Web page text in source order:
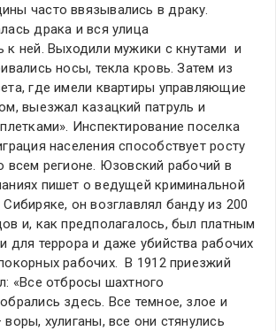
часто ввязывались в драку.
драка и вся улица
к ней. Выходили мужики с кнутами и
носы, текла кровь. Затем из
где имели квартиры управляющие
выезжал казацкий патруль и
Инспектирование поселка
населения способствует росту
всем регионе. Юзовский рабочий в
пишет о ведущей криминальной
он возглавлял банду из 200
и, как предполагалось, был платным
для террора и даже убийства рабочих
рабочих. В 1912 приезжий
«Все отбросы шахтного
здесь. Все темное, злое и
хулиганы, все они стянулись